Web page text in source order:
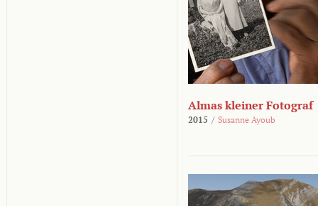
Almas kleiner Fotograf
2015 / Susanne Ayoub